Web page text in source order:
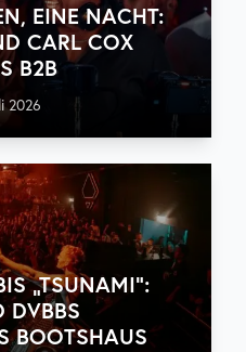
EINE NACHT:
CARL COX
B2B
2026
„TSUNAMI“:
DVBBS
BOOTSHAUS